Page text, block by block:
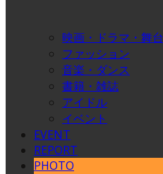
映画・ドラマ・舞台
ファッション
音楽・ダンス
書籍・雑誌
アイドル
イベント
EVENT
REPORT
PHOTO